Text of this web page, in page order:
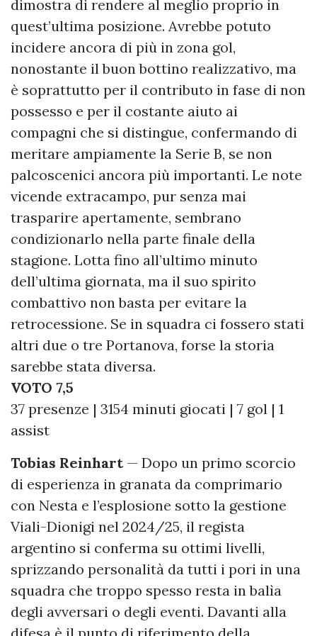
dimostra di rendere al meglio proprio in
quest’ultima posizione. Avrebbe potuto
incidere ancora di più in zona gol,
nonostante il buon bottino realizzativo, ma
è soprattutto per il contributo in fase di non
possesso e per il costante aiuto ai
compagni che si distingue, confermando di
meritare ampiamente la Serie B, se non
palcoscenici ancora più importanti. Le note
vicende extracampo, pur senza mai
trasparire apertamente, sembrano
condizionarlo nella parte finale della
stagione. Lotta fino all’ultimo minuto
dell’ultima giornata, ma il suo spirito
combattivo non basta per evitare la
retrocessione. Se in squadra ci fossero stati
altri due o tre Portanova, forse la storia
sarebbe stata diversa.
VOTO 7,5
37 presenze | 3154 minuti giocati | 7 gol | 1
assist
Tobias Reinhart— Dopo un primo scorcio
di esperienza in granata da comprimario
con Nesta e l’esplosione sotto la gestione
Viali-Dionigi nel 2024/25, il regista
argentino si conferma su ottimi livelli,
sprizzando personalità da tutti i pori in una
squadra che troppo spesso resta in balìa
degli avversari o degli eventi. Davanti alla